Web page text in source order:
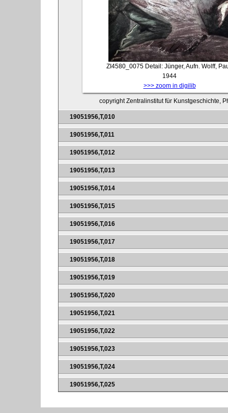
ZI4580_0075 Detail: Jünger, Aufn. Wolff,
1944
>>> zoom in digilib
copyright Zentralinstitut für Kunstgeschichte,
19051956,T,010
19051956,T,011
19051956,T,012
19051956,T,013
19051956,T,014
19051956,T,015
19051956,T,016
19051956,T,017
19051956,T,018
19051956,T,019
19051956,T,020
19051956,T,021
19051956,T,022
19051956,T,023
19051956,T,024
19051956,T,025